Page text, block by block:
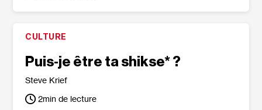
CULTURE
Puis‐​je être ta shikse* ?
Steve Krief
2min de lecture